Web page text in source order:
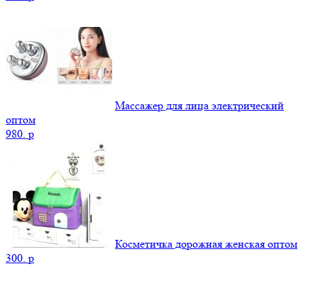
Массажер для лица электрический
оптом
980. p
Косметичка дорожная женская оптом
300. p